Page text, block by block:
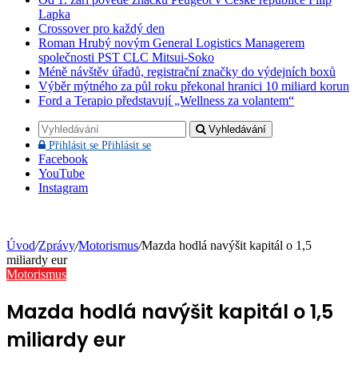
Lapka
Crossover pro každý den
Roman Hrubý novým General Logistics Managerem
společnosti PST CLC Mitsui-Soko
Méně návštěv úřadů, registrační značky do výdejních boxů
Výběr mýtného za půl roku překonal hranici 10 miliard korun
Ford a Terapio představují „Wellness za volantem“
Vyhledávání
Přihlásit se Přihlásit se
Facebook
YouTube
Instagram
Úvod/Zprávy/Motorismus/Mazda hodlá navýšit kapitál o 1,5
miliardy eur
Motorismus
Mazda hodlá navýšit kapitál o 1,5
miliardy eur